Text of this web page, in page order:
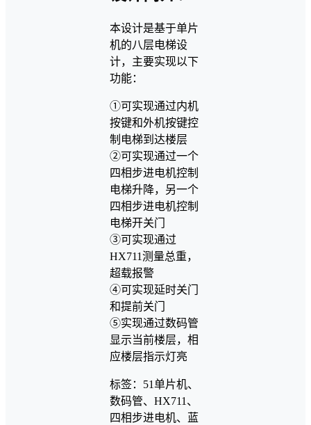
本设计是基于单片
机的八层电梯设
计，主要实现以下
功能：
①可实现通过内机
按键和外机按键控
制电梯到达楼层
②可实现通过一个
四相步进电机控制
电梯升降，另一个
四相步进电机控制
电梯开关门
③可实现通过
HX711测量总重，
超载报警
④可实现延时关门
和提前关门
⑤实现通过数码管
显示当前楼层，相
应楼层指示灯亮
标签：51单片机、
数码管、HX711、
四相步进电机、蓝